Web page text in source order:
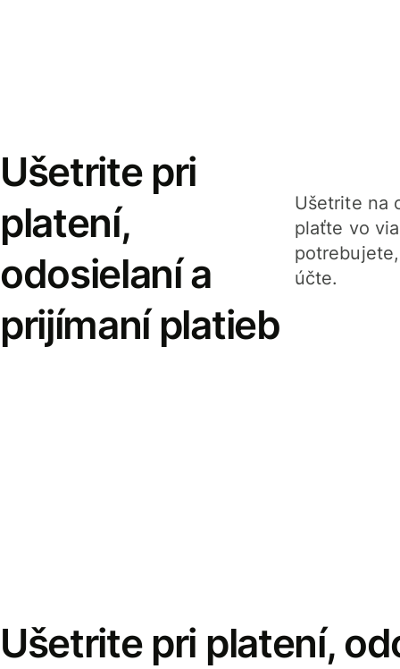
Ušetrite pri
platení,
odosielaní a
prijímaní platieb
Ušetrite na
plaťte vo
účte.
Ušetrite pri platení,